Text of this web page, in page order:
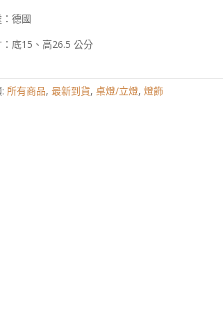
德國
：底15、高26.5 公分
所有商品,最新到貨,桌燈/立燈,燈飾